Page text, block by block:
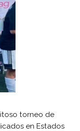
torneo de
en Estados